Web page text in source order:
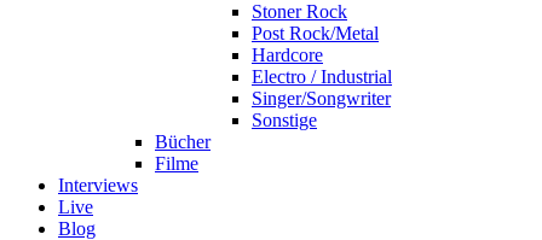
Stoner Rock
Post Rock/Metal
Hardcore
Electro / Industrial
Singer/Songwriter
Sonstige
Bücher
Filme
Interviews
Live
Blog